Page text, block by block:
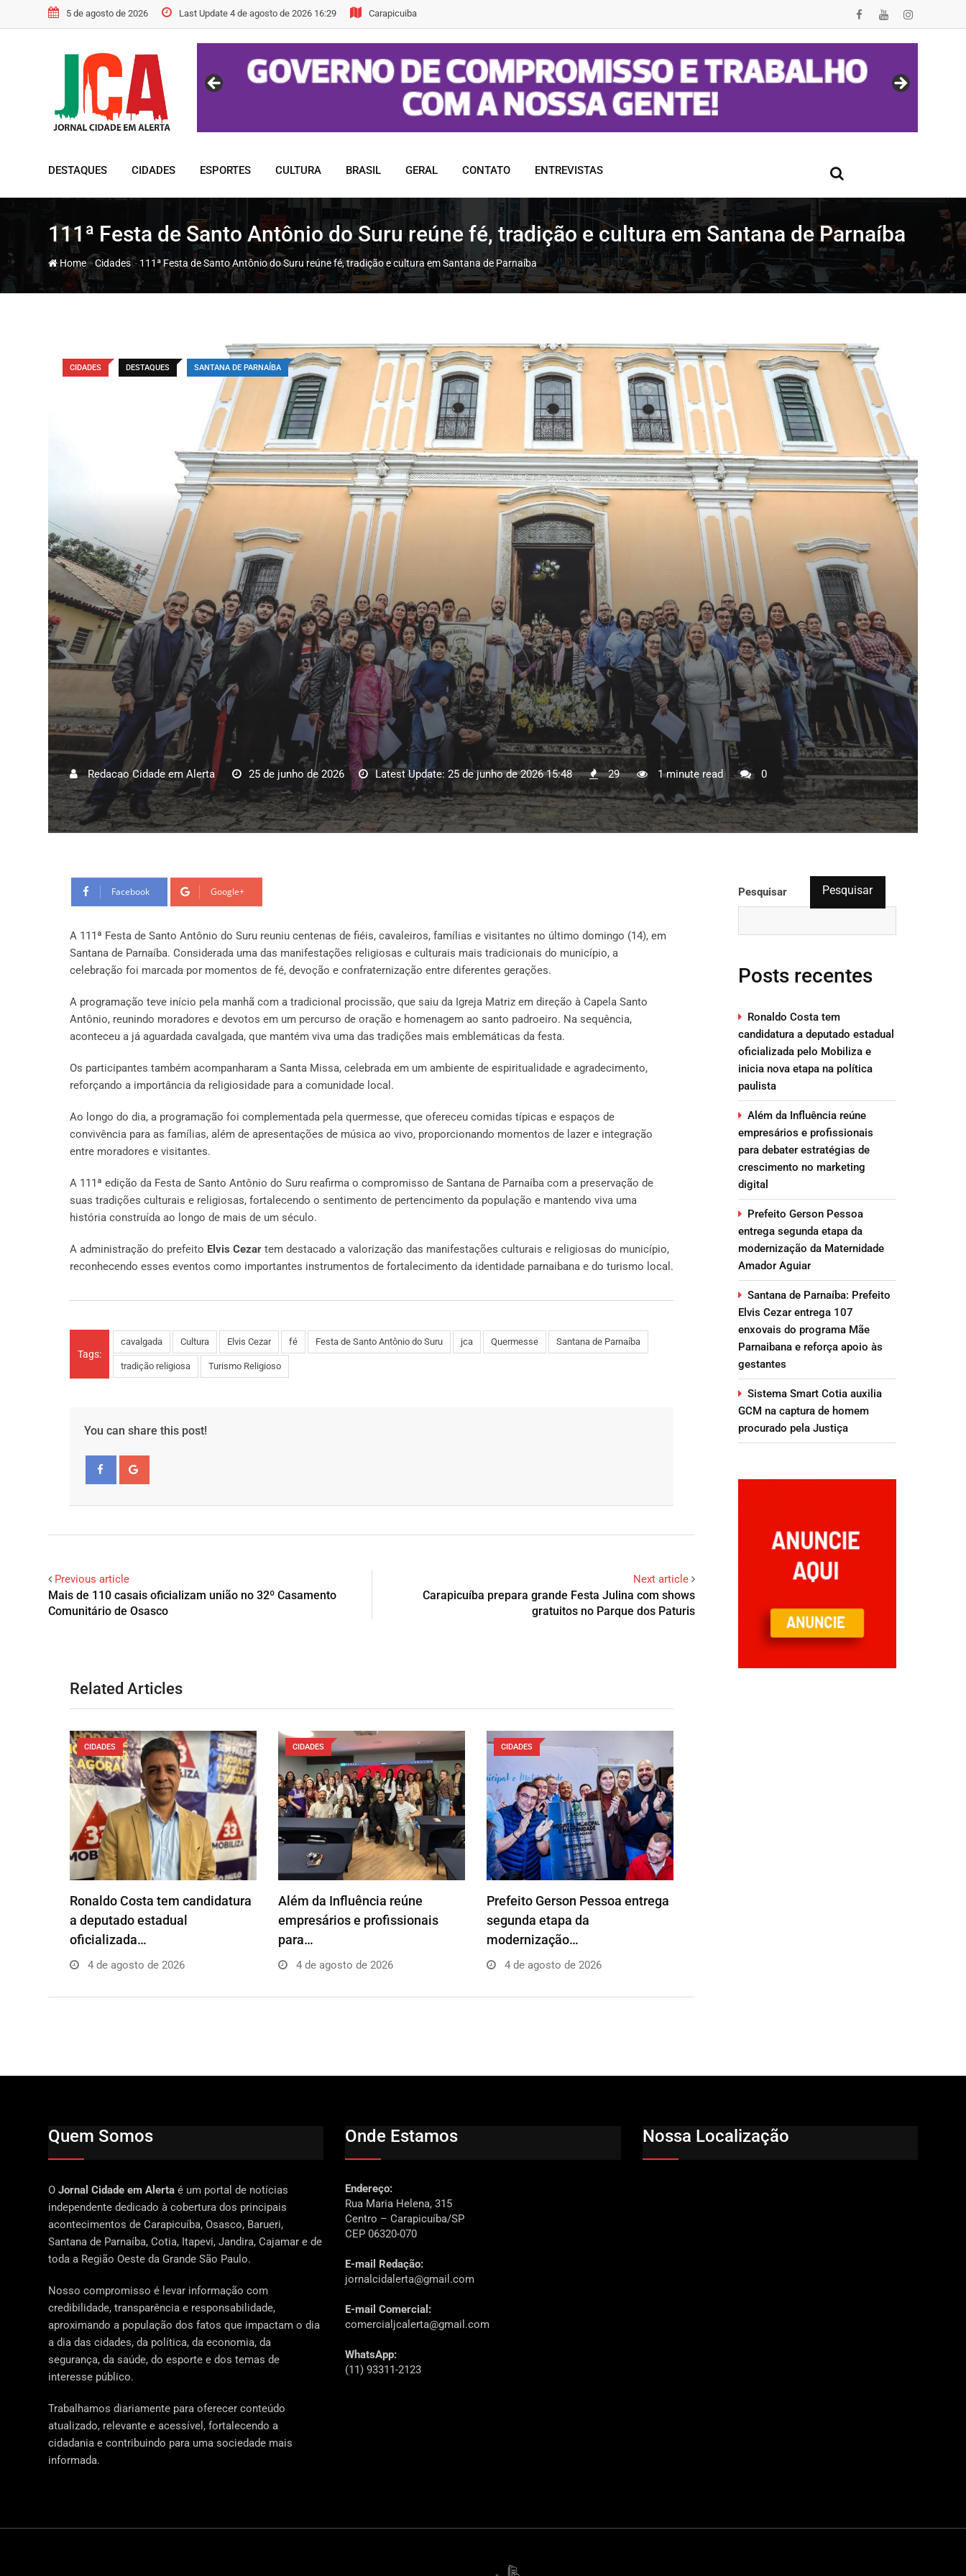
to
5 de agosto de 2026 Last Update 4 de agosto de 2026 16:29 Carapicuiba
DESTAQUES CIDADES ESPORTES CULTURA BRASIL GERAL CONTATO ENTREVISTAS
111ª Festa de Santo Antônio do Suru reúne fé, tradição e cultura em Santana de Parnaíba
Home-Cidades-111ª Festa de Santo Antônio do Suru reúne fé, tradição e cultura em Santana de Parnaíba
CIDADES DESTAQUES SANTANA DE PARNAÍBA
Redacao Cidade em Alerta 25 de junho de 2026 Latest Update: 25 de junho de 2026 15:48 29 1 minute read 0
Facebook Google+
A 111ª Festa de Santo Antônio do Suru reuniu centenas de fiéis, cavaleiros, famílias e visitantes no último domingo (14), em
Santana de Parnaíba. Considerada uma das manifestações religiosas e culturais mais tradicionais do município, a
celebração foi marcada por momentos de fé, devoção e confraternização entre diferentes gerações.
A programação teve início pela manhã com a tradicional procissão, que saiu da Igreja Matriz em direção à Capela Santo
Antônio, reunindo moradores e devotos em um percurso de oração e homenagem ao santo padroeiro. Na sequência,
aconteceu a já aguardada cavalgada, que mantém viva uma das tradições mais emblemáticas da festa.
Os participantes também acompanharam a Santa Missa, celebrada em um ambiente de espiritualidade e agradecimento,
reforçando a importância da religiosidade para a comunidade local.
Ao longo do dia, a programação foi complementada pela quermesse, que ofereceu comidas típicas e espaços de
convivência para as famílias, além de apresentações de música ao vivo, proporcionando momentos de lazer e integração
entre moradores e visitantes.
A 111ª edição da Festa de Santo Antônio do Suru reafirma o compromisso de Santana de Parnaíba com a preservação de
suas tradições culturais e religiosas, fortalecendo o sentimento de pertencimento da população e mantendo viva uma
história construída ao longo de mais de um século.
A administração do prefeito Elvis Cezar tem destacado a valorização das manifestações culturais e religiosas do município,
reconhecendo esses eventos como importantes instrumentos de fortalecimento da identidade parnaibana e do turismo local.
Tags:
cavalgada Cultura Elvis Cezar fé Festa de Santo Antônio do Suru jca Quermesse Santana de Parnaíba
tradição religiosa Turismo Religioso
You can share this post!
Previous article
Mais de 110 casais oficializam união no 32º Casamento
Comunitário de Osasco
Next article
Carapicuíba prepara grande Festa Julina com shows
gratuitos no Parque dos Paturis
Related Articles
CIDADES
Ronaldo Costa tem candidatura
a deputado estadual
oficializada…
4 de agosto de 2026
CIDADES
Além da Influência reúne
empresários e profissionais
para…
4 de agosto de 2026
CIDADES
Prefeito Gerson Pessoa entrega
segunda etapa da
modernização…
4 de agosto de 2026
Pesquisar Pesquisar
Posts recentes
Ronaldo Costa tem
candidatura a deputado estadual
oficializada pelo Mobiliza e
inicia nova etapa na política
paulista
Além da Influência reúne
empresários e profissionais
para debater estratégias de
crescimento no marketing
digital
Prefeito Gerson Pessoa
entrega segunda etapa da
modernização da Maternidade
Amador Aguiar
Santana de Parnaíba: Prefeito
Elvis Cezar entrega 107
enxovais do programa Mãe
Parnaibana e reforça apoio às
gestantes
Sistema Smart Cotia auxilia
GCM na captura de homem
procurado pela Justiça
Quem Somos
O Jornal Cidade em Alerta é um portal de notícias
independente dedicado à cobertura dos principais
acontecimentos de Carapicuíba, Osasco, Barueri,
Santana de Parnaíba, Cotia, Itapevi, Jandira, Cajamar e de
toda a Região Oeste da Grande São Paulo.
Nosso compromisso é levar informação com
credibilidade, transparência e responsabilidade,
aproximando a população dos fatos que impactam o dia
a dia das cidades, da política, da economia, da
segurança, da saúde, do esporte e dos temas de
interesse público.
Trabalhamos diariamente para oferecer conteúdo
atualizado, relevante e acessível, fortalecendo a
cidadania e contribuindo para uma sociedade mais
informada.
Onde Estamos
Endereço:
Rua Maria Helena, 315
Centro – Carapicuíba/SP
CEP 06320-070
E-mail Redação:
jornalcidalerta@gmail.com
E-mail Comercial:
comercialjcalerta@gmail.com
WhatsApp:
(11) 93311-2123
Nossa Localização